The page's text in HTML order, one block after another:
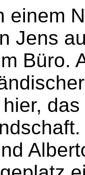
einem
Jens
Büro.